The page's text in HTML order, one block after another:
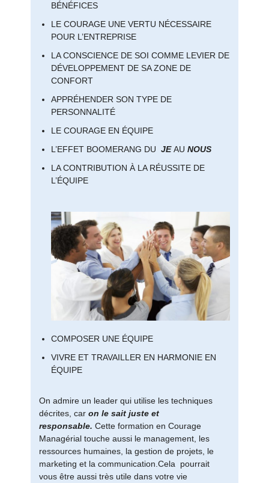
BÉNÉFICES
LE COURAGE UNE VERTU NÉCESSAIRE
POUR L’ENTREPRISE
LA CONSCIENCE DE SOI COMME LEVIER DE
DÉVELOPPEMENT DE SA ZONE DE
CONFORT
APPRÉHENDER SON TYPE DE
PERSONNALITÉ
LE COURAGE EN ÉQUIPE
L’EFFET BOOMERANG DU JEAUNOUS
LA CONTRIBUTION À LA RÉUSSITE DE
L’ÉQUIPE
COMPOSER UNE ÉQUIPE
VIVRE ET TRAVAILLER EN HARMONIE EN
ÉQUIPE
On admire un leader qui utilise les techniques
décrites, caron le sait juste et
responsable. Cette formation en Courage
Managérial touche aussi le management, les
ressources humaines, la gestion de projets, le
marketing et la communication.Cela pourrait
vous être aussi très utile dans votre vie